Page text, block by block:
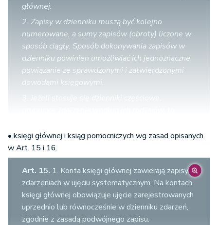
głównej.
2. Zapisy w dzienniku muszą być kolejno
numerowane, a sumy zapisów (obroty) liczone w
sposób ciągły. Sposób dokonywania zapisów w
dzienniku powinien umożliwiać ich jednoznaczne
powiązanie ze sprawdzonymi i zatwierdzonymi
dowodami księgowymi.
dzienników za dany okres sprawozdawczy.
4. Przy prowadzeniu ksiąg rachunkowych przy
posiadać automatycznie nadany numer pozycji,
pod którą został wprowadzony do dziennika, a
także dane pozwalające na ustalenie osoby
odpowiedzialnej za treść zapisu.
• księgi głównej i ksiąg pomocniczych wg zasad opisanych
w Art. 15 i 16.
Art. 15. 1. Konta księgi głównej zawierają zapisy o
zdarzeniach w ujęciu systematycznym. Na kontach
księgi głównej obowiązuje ujęcie zarejestrowanych
uprzednio lub równocześnie w dzienniku zdarzeń,
zgodnie z zasadą podwójnego zapisu.